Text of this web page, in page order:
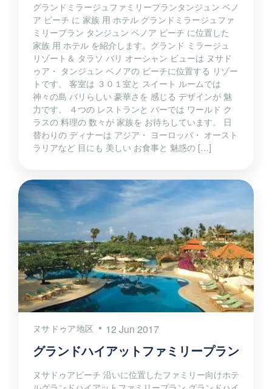
グランドミラージュファミリープランタンジュン ベノ
ア ビーチ に 家族 用 ホテル グランドミラージュファ
ミリープラン タンジュン ベノア ビーチ に位置した
家族 用 ホテル を紹介します。グランド ミラージュ
リゾート＆ タラソ バリ オーシャン ビューは ヌサド
ゥア・ タンジュン ベノアの ビーチに位置する リゾー
トです。 客室は ３０１室と スイート ルームでは
神々の島 バリらしい 豪華さを 感じる デザインが 魅
力です。 ４つの レストランと バーでは ワールド ク
ラスの 料理の 数々が 家族を お待ちしています。 日
替わりの ディナーは アジア・ ヨーロッパ・ オースト
ラリアなど 目にも 美しい お食事と 魅惑の […]
ヌサドゥア地区 12 Jun 2017
グランドハイアットファミリープラン
ヌサドゥアビーチ 沿いに位置したファミリー向けホテ